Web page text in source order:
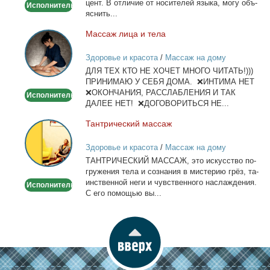
или
Исполнитель
цент. В от­ли­чие от но­си­те­лей язы­ка, мо­гу объ­
яс­нить...
Массаж
лица
и
тела
Исполнитель
Мас­саж ли­ца и те­ла
Здоровье и красота/ Массаж на дому
ДЛЯ ТЕХ КТО НЕ ХОЧЕТ МНОГО ЧИТАТЬ!)))
ПРИНИМАЮ У СЕБЯ ДОМА. ❌ИНТИМА НЕТ
❌ОКОНЧАНИЯ, РАССЛАБЛЕНИЯ И ТАК
ДАЛЕЕ НЕТ! ❌ДОГОВОРИТЬСЯ НЕ...
Тантрический
массаж
Исполнитель
Тан­три­че­ский мас­саж
Здоровье и красота/ Массаж на дому
ТАНТРИЧЕСКИЙ МАССАЖ, это ис­кус­ство по­
гру­же­ния те­ла и со­зна­ния в ми­сте­рию грёз, та­
ин­ствен­ной неги и чув­ствен­но­го на­сла­жде­ния.
С его по­мо­щью вы...